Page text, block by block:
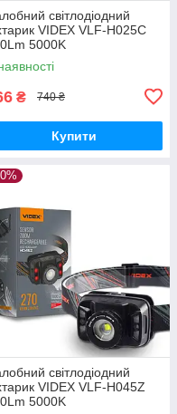
світлодіодний
VIDEX VLF-H025C
5000K
₴ 740 ₴
Купити
світлодіодний
VIDEX VLF-H045Z
5000K